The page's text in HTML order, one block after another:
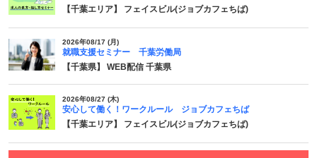
【千葉エリア】 フェイスビル(ジョブカフェちば)
2026年08/17 (月)
就職支援セミナー 千葉労働局
【千葉県】 WEB配信 千葉県
2026年08/27 (木)
安心して働く！ワークルール ジョブカフェちば
【千葉エリア】 フェイスビル(ジョブカフェちば)